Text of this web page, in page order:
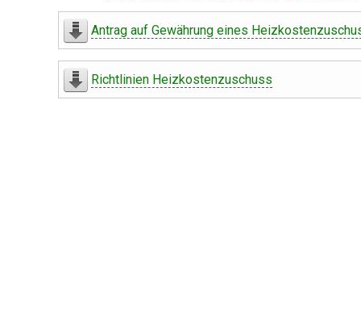
Antrag auf Gewährung eines
Richtlinien Heizkostenzuschuss